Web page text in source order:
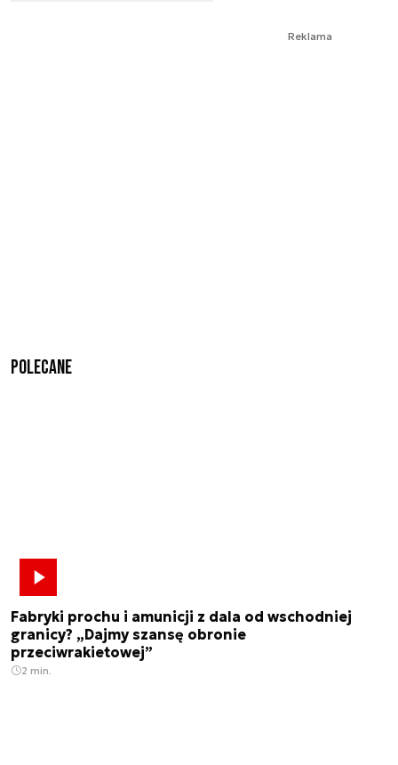
Reklama
Polecane
Fabryki prochu i amunicji z dala od wschodniej
granicy? „Dajmy szansę obronie
przeciwrakietowej”
2 min.